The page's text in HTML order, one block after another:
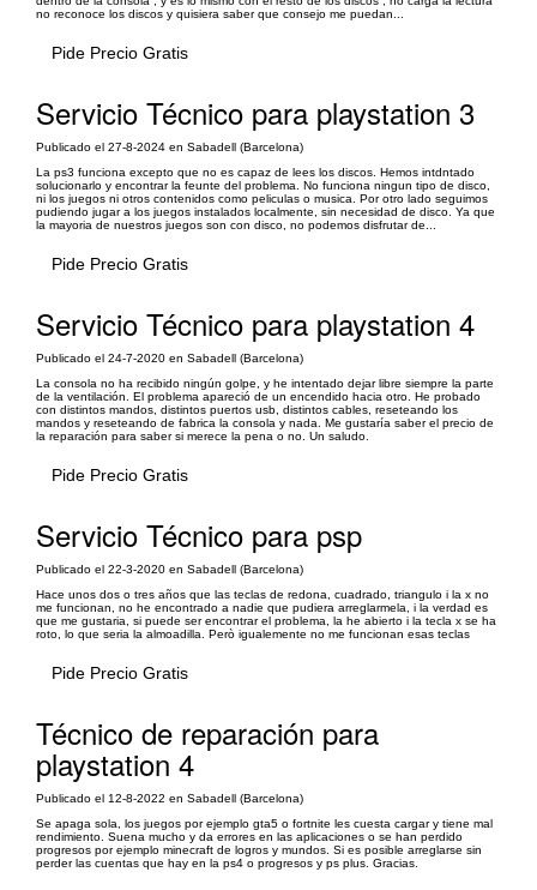
no reconoce los discos y quisiera saber que consejo me puedan...
Pide Precio Gratis
Servicio Técnico para playstation 3
Publicado el 27-8-2024 en Sabadell (Barcelona)
La ps3 funciona excepto que no es capaz de lees los discos. Hemos intdntado
solucionarlo y encontrar la feunte del problema. No funciona ningun tipo de disco,
ni los juegos ni otros contenidos como peliculas o musica. Por otro lado seguimos
pudiendo jugar a los juegos instalados localmente, sin necesidad de disco. Ya que
la mayoria de nuestros juegos son con disco, no podemos disfrutar de...
Pide Precio Gratis
Servicio Técnico para playstation 4
Publicado el 24-7-2020 en Sabadell (Barcelona)
La consola no ha recibido ningún golpe, y he intentado dejar libre siempre la parte
de la ventilación. El problema apareció de un encendido hacia otro. He probado
con distintos mandos, distintos puertos usb, distintos cables, reseteando los
mandos y reseteando de fabrica la consola y nada. Me gustaría saber el precio de
la reparación para saber si merece la pena o no. Un saludo.
Pide Precio Gratis
Servicio Técnico para psp
Publicado el 22-3-2020 en Sabadell (Barcelona)
Hace unos dos o tres años que las teclas de redona, cuadrado, triangulo i la x no
me funcionan, no he encontrado a nadie que pudiera arreglarmela, i la verdad es
que me gustaria, si puede ser encontrar el problema, la he abierto i la tecla x se ha
roto, lo que seria la almoadilla. Però igualemente no me funcionan esas teclas
Pide Precio Gratis
Técnico de reparación para
playstation 4
Publicado el 12-8-2022 en Sabadell (Barcelona)
Se apaga sola, los juegos por ejemplo gta5 o fortnite les cuesta cargar y tiene mal
rendimiento. Suena mucho y da errores en las aplicaciones o se han perdido
progresos por ejemplo minecraft de logros y mundos. Si es posible arreglarse sin
perder las cuentas que hay en la ps4 o progresos y ps plus. Gracias.